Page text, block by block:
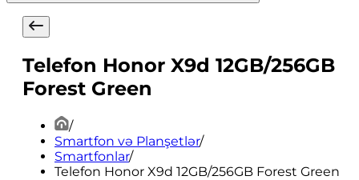
Telefon Honor X9d 12GB/256GB
Forest Green
/
Smartfon və Planşetlər/
Smartfonlar/
Telefon Honor X9d 12GB/256GB Forest Green